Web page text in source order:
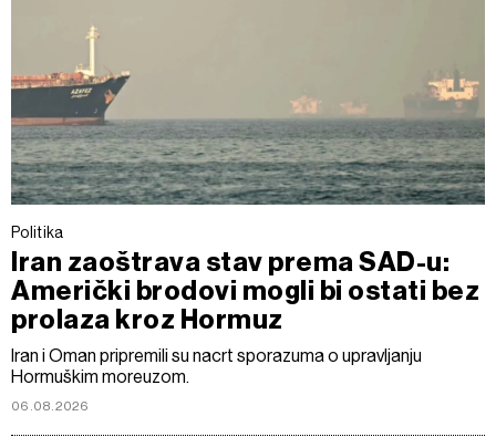
Politika
Iran zaoštrava stav prema SAD-u:
Američki brodovi mogli bi ostati bez
prolaza kroz Hormuz
Iran i Oman pripremili su nacrt sporazuma o upravljanju
Hormuškim moreuzom.
06.08.2026